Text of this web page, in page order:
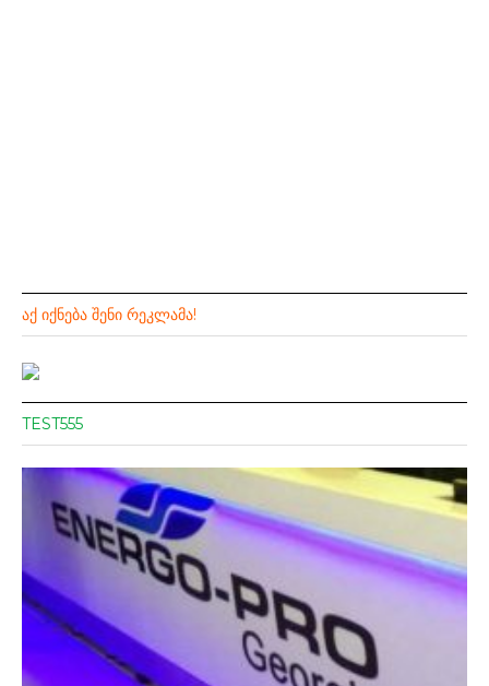
ᲐᲥ ᲘᲥᲜᲔᲑᲐ ᲨᲔᲜᲘ ᲠᲔᲙᲚᲐᲛᲐ!
TEST555